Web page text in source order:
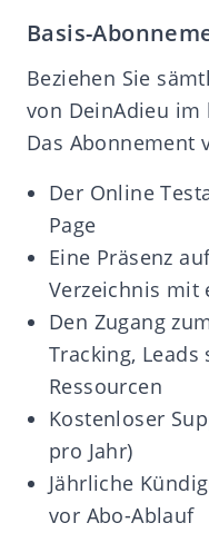
Basis-
Beziehen Sie
von DeinAdieu im
Das Abonnement
Der Online
Page
Eine Präsenz
Verzeichnis mit
Den Zugang
Tracking,
Ressourcen
Kostenloser
pro Jahr)
Jährliche
vor Abo-Ablauf